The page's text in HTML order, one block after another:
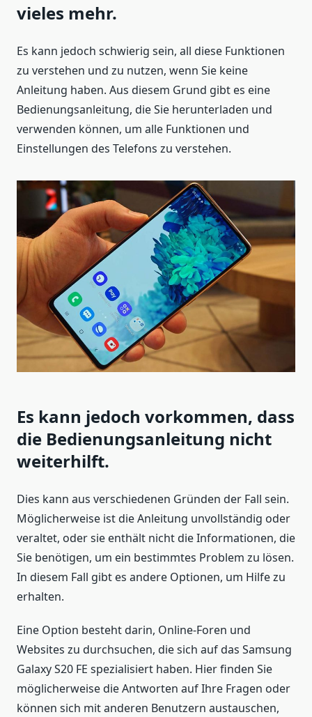
vieles mehr.
Es kann jedoch schwierig sein, all diese Funktionen
zu verstehen und zu nutzen, wenn Sie keine
Anleitung haben. Aus diesem Grund gibt es eine
Bedienungsanleitung, die Sie herunterladen und
verwenden können, um alle Funktionen und
Einstellungen des Telefons zu verstehen.
Es kann jedoch vorkommen, dass
die Bedienungsanleitung nicht
weiterhilft.
Dies kann aus verschiedenen Gründen der Fall sein.
Möglicherweise ist die Anleitung unvollständig oder
veraltet, oder sie enthält nicht die Informationen, die
Sie benötigen, um ein bestimmtes Problem zu lösen.
In diesem Fall gibt es andere Optionen, um Hilfe zu
erhalten.
Eine Option besteht darin, Online-Foren und
Websites zu durchsuchen, die sich auf das Samsung
Galaxy S20 FE spezialisiert haben. Hier finden Sie
möglicherweise die Antworten auf Ihre Fragen oder
können sich mit anderen Benutzern austauschen,